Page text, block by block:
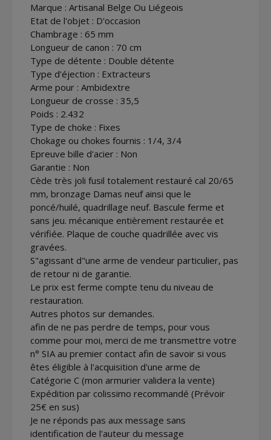
Marque : Artisanal Belge Ou Liégeois
Etat de l'objet : D'occasion
Chambrage : 65 mm
Longueur de canon : 70 cm
Type de détente : Double détente
Type d'éjection : Extracteurs
Arme pour : Ambidextre
Longueur de crosse : 35,5
Poids : 2.432
Type de choke : Fixes
Chokage ou chokes fournis : 1/4, 3/4
Epreuve bille d'acier : Non
Garantie : Non
Cède très joli fusil totalement restauré cal 20/65
mm, bronzage Damas neuf ainsi que le
poncé/huilé, quadrillage neuf. Bascule ferme et
sans jeu. mécanique entièrement restaurée et
vérifiée. Plaque de couche quadrillée avec vis
gravées.
S"agissant d"une arme de vendeur particulier, pas
de retour ni de garantie.
Le prix est ferme compte tenu du niveau de
restauration.
Autres photos sur demandes.
afin de ne pas perdre de temps, pour vous
comme pour moi, merci de me transmettre votre
n° SIA au premier contact afin de savoir si vous
êtes éligible à l'acquisition d'une arme de
Catégorie C (mon armurier validera la vente)
Expédition par colissimo recommandé (Prévoir
25€ en sus)
Je ne réponds pas aux message sans
identification de l'auteur du message